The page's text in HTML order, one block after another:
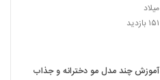
میلاد
۱۵۱ بازدید
آموزش چند مدل مو دخترانه و جذاب